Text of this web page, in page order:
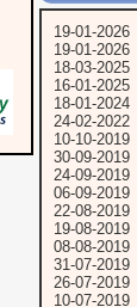
19-01-2026
19-01-2026
18-03-2025
16-01-2025
18-01-2024
24-02-2022
10-10-2019
30-09-2019
24-09-2019
06-09-2019
22-08-2019
19-08-2019
08-08-2019
31-07-2019
26-07-2019
10-07-2019